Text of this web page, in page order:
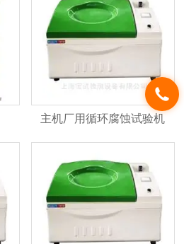
主机厂用循环腐蚀试验机